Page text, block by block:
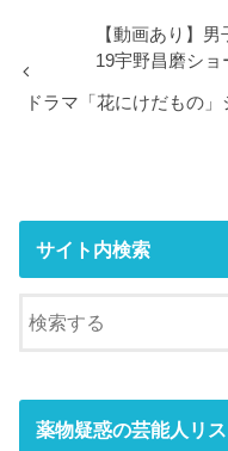
【動画あり】
19宇野昌磨シ
ドラマ「花にけだもの
サイト内検索
薬物疑惑の芸能人リス